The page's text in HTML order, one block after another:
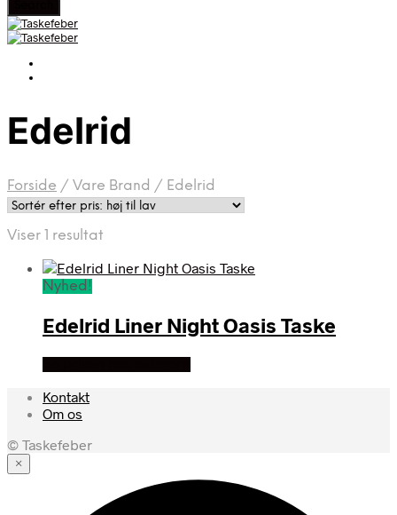
Edelrid
Forside / Vare Brand / Edelrid
Viser 1 resultat
Nyhed!
Edelrid Liner Night Oasis Taske
Kontakt
Om os
© Taskefeber
×